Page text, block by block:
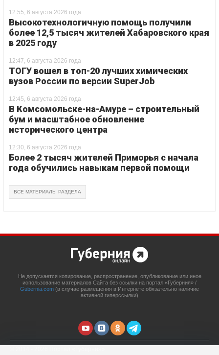
12:55, 6 августа 2026 года
Высокотехнологичную помощь получили
более 12,5 тысяч жителей Хабаровского края
в 2025 году
12:47, 6 августа 2026 года
ТОГУ вошел в топ-20 лучших химических
вузов России по версии SuperJob
12:45, 6 августа 2026 года
В Комсомольске-на-Амуре – строительный
бум и масштабное обновление
исторического центра
12:30, 6 августа 2026 года
Более 2 тысяч жителей Приморья с начала
года обучились навыкам первой помощи
ВСЕ МАТЕРИАЛЫ РАЗДЕЛА
Не допускается копирование, распространение, опубликование или иное
использование материалов Сайта без ссылки на портал «Губерния» /
Gubernia.com (в случае размещения в Интернете обязательно наличие
активной гиперссылки)